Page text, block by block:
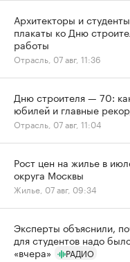
Архитекторы и
плакаты ко Дню
работы
Отрасль, 07 авг, 11:36
Дню строителя — 70:
юбилей и главные
Отрасль, 07 авг, 11:04
Рост цен на жилье в
округа Москвы
Жилье, 07 авг, 09:34
Эксперты объяснили,
для студентов надо
«вчера»
РАДИО